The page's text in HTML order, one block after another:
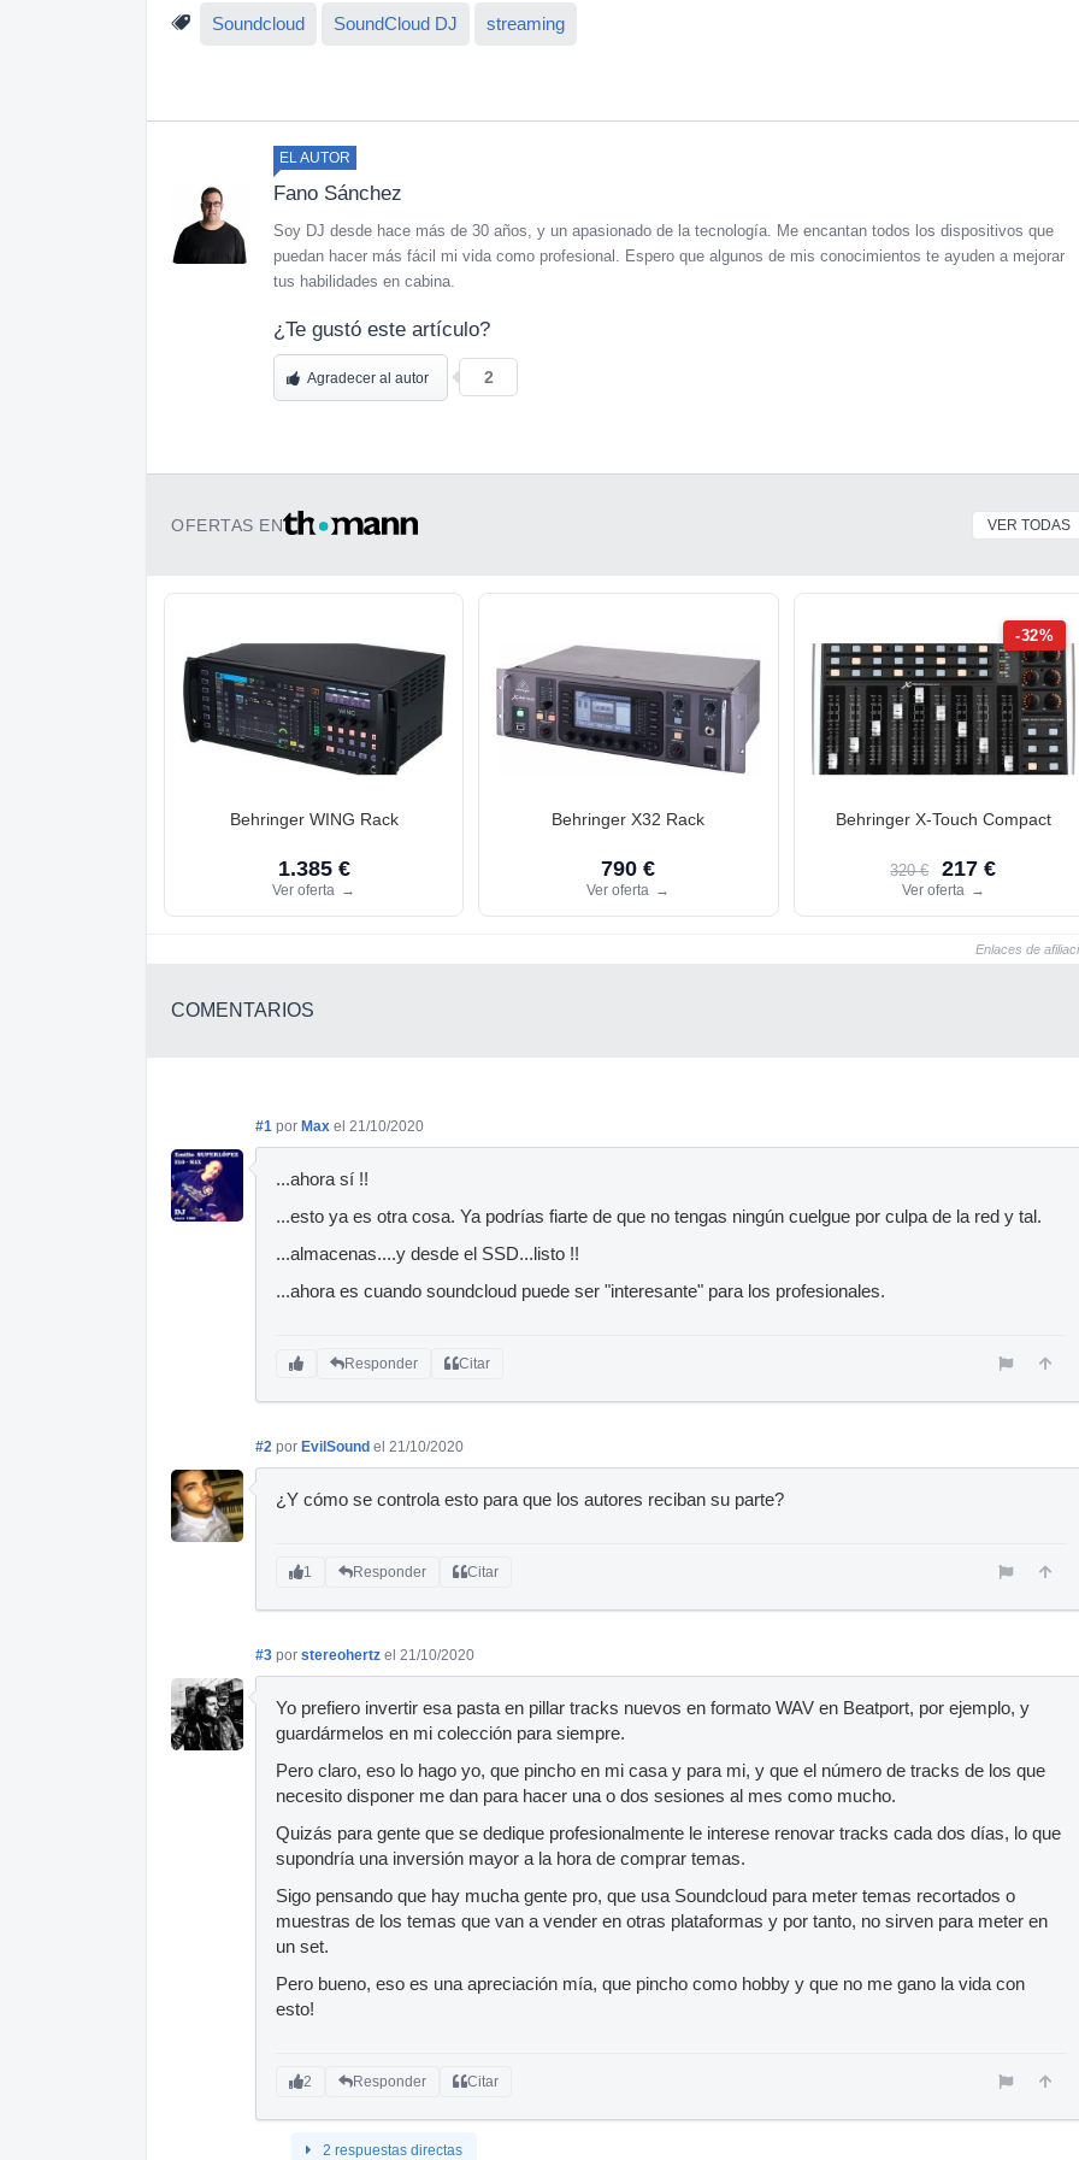
Soundcloud SoundCloud DJ streaming
EL AUTOR
Fano Sánchez
Soy DJ desde hace más de 30 años, y un apasionado de la tecnología. Me encantan todos los dispositivos que
puedan hacer más fácil mi vida como profesional. Espero que algunos de mis conocimientos te ayuden a mejorar
tus habilidades en cabina.
¿Te gustó este artículo?
Agradecer al autor 2
OFERTAS EN VER TODAS
Behringer WING Rack
1.385 €
Ver oferta →
Behringer X32 Rack
790 €
Ver oferta →
-32%
Behringer X-Touch Compact
320 € 217 €
Ver oferta →
Enlaces de
COMENTARIOS
#1 por Max el 21/10/2020
...ahora sí !!
...esto ya es otra cosa. Ya podrías fiarte de que no tengas ningún cuelgue por culpa de la red y tal.
...almacenas....y desde el SSD...listo !!
...ahora es cuando soundcloud puede ser "interesante" para los profesionales.
Responder Citar
#2 por EvilSound el 21/10/2020
¿Y cómo se controla esto para que los autores reciban su parte?
1 Responder Citar
#3 por stereohertz el 21/10/2020
Yo prefiero invertir esa pasta en pillar tracks nuevos en formato WAV en Beatport, por ejemplo, y
guardármelos en mi colección para siempre.
Pero claro, eso lo hago yo, que pincho en mi casa y para mi, y que el número de tracks de los que
necesito disponer me dan para hacer una o dos sesiones al mes como mucho.
Quizás para gente que se dedique profesionalmente le interese renovar tracks cada dos días, lo que
supondría una inversión mayor a la hora de comprar temas.
Sigo pensando que hay mucha gente pro, que usa Soundcloud para meter temas recortados o
muestras de los temas que van a vender en otras plataformas y por tanto, no sirven para meter en
un set.
Pero bueno, eso es una apreciación mía, que pincho como hobby y que no me gano la vida con
esto!
2 Responder Citar
2 respuestas directas